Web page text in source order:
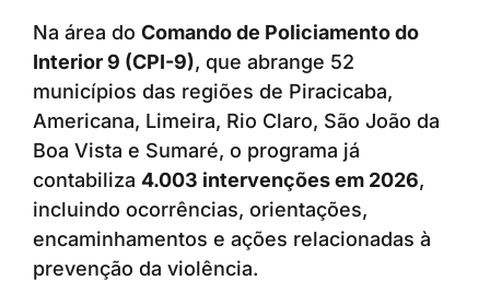
Na área do Comando de Policiamento do
Interior 9 (CPI-9), que abrange 52
municípios das regiões de Piracicaba,
Americana, Limeira, Rio Claro, São João da
Boa Vista e Sumaré, o programa já
contabiliza 4.003 intervenções em 2026,
incluindo ocorrências, orientações,
encaminhamentos e ações relacionadas à
prevenção da violência.